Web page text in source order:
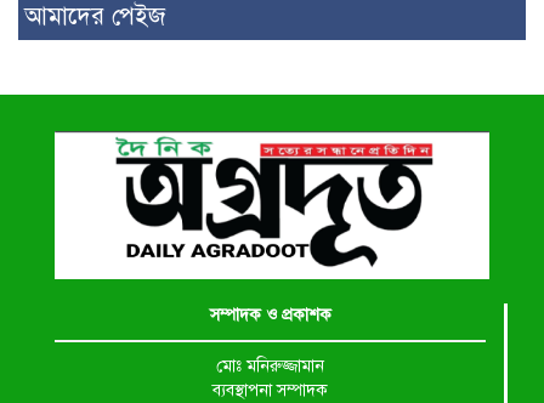
আমাদের পেইজ
সম্পাদক ও প্রকাশক
মোঃ মনিরুজ্জামান
ব্যবস্থাপনা সম্পাদক